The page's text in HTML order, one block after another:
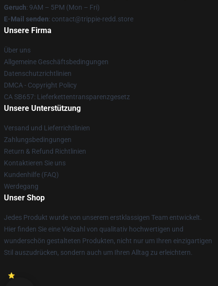
Geruch: 9AM – 5PM (Mon – Fri)
E-Mail senden: contact@trippie-redd.store
Unsere Firma
Über uns
Allgemeine Geschäftsbedingungen
Datenschutzrichtlinien
DMCA - Copyright Policy
CA SB657: Lieferkettentransparenzgesetz
Unsere Unterstützung
Versand und Lieferrichtlinien
Zahlungsbedingungen
Return & Refund Richtlinien
Kontaktieren Sie uns
Kundenhilfe (FAQ)
Werdegang
Unser Shop
Jedes Produkt wurde von unserem erstklassigen Team entwickelt.
Hier finden Sie eine Vielzahl von qualitativ hochwertigen und
wunderschön gestalteten Produkten, nicht nur um Ihren einzigartigen
Stil auszudrücken, sondern auch um Ihren Alltag zu erleichtern.